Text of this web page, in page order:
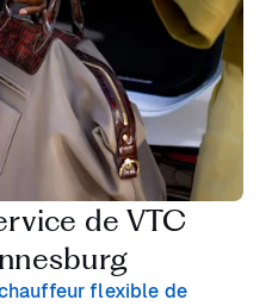
de VTC
flexible de